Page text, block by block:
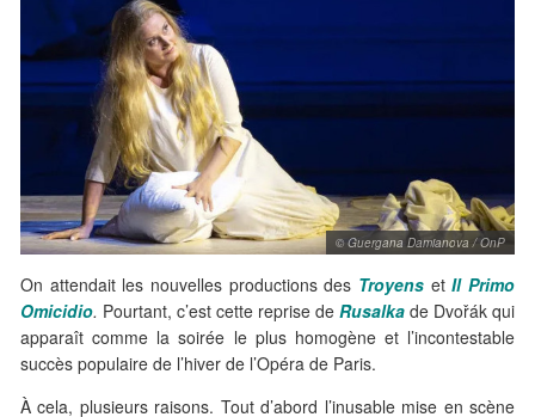
© Guergana Damianova / OnP
On attendait les nouvelles productions des Troyens etIl Primo
Omicidio. Pourtant, c’est cette reprise de Rusalka de Dvořák qui
apparaît comme la soirée le plus homogène et l’incontestable
succès populaire de l’hiver de l’Opéra de Paris.
À cela, plusieurs raisons. Tout d’abord l’inusable mise en scène